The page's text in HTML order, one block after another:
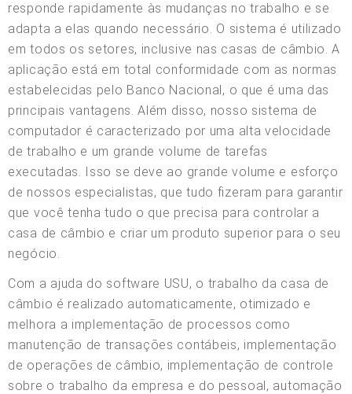
responde rapidamente às mudanças no trabalho e se
adapta a elas quando necessário. O sistema é utilizado
em todos os setores, inclusive nas casas de câmbio. A
aplicação está em total conformidade com as normas
estabelecidas pelo Banco Nacional, o que é uma das
principais vantagens. Além disso, nosso sistema de
computador é caracterizado por uma alta velocidade
de trabalho e um grande volume de tarefas
executadas. Isso se deve ao grande volume e esforço
de nossos especialistas, que tudo fizeram para garantir
que você tenha tudo o que precisa para controlar a
casa de câmbio e criar um produto superior para o seu
negócio.
Com a ajuda do software USU, o trabalho da casa de
câmbio é realizado automaticamente, otimizado e
melhora a implementação de processos como
manutenção de transações contábeis, implementação
de operações de câmbio, implementação de controle
sobre o trabalho da empresa e do pessoal, automação